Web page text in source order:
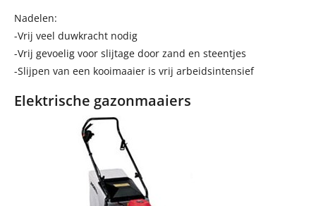
Nadelen:
-Vrij veel duwkracht nodig
-Vrij gevoelig voor slijtage door zand en steentjes
-Slijpen van een kooimaaier is vrij arbeidsintensief
Elektrische gazonmaaiers